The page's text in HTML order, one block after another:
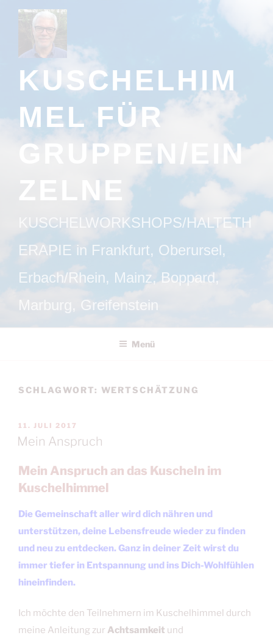
Zum
Inhalt
springen
KUSCHELHIM
MEL FÜR
GRUPPEN/EIN
ZELNE
KUSCHELWORKSHOPS/HALTETH
ERAPIE in Frankfurt, Oberursel,
Erbach/Rhein, Mainz, Boppard,
Marburg, Greifenstein
Menü
SCHLAGWORT: WERTSCHÄTZUNG
VERÖFFENTLICHT
AM
11. JULI 2017
Mein Anspruch
Mein Anspruch an das Kuscheln im
Kuschelhimmel
Die Gemeinschaft aller wird dich nähren und
unterstützen, deine Lebensfreude wieder zu finden
und neu zu entdecken. Ganz in deiner Zeit wirst du
immer tiefer in Entspannung und ins Dich-Wohlfühlen
hineinfinden.
Ich möchte den Teilnehmern im Kuschelhimmel durch
meine Anleitung zur Achtsamkeit und